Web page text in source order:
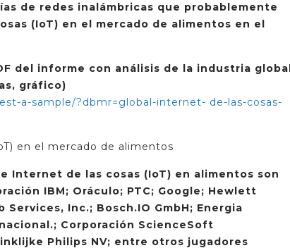
de redes inalámbricas que probablemente
(IoT) en el mercado de alimentos en el
del informe con análisis de la industria
gráfico)
a-sample/?dbmr=global-internet- de-las-cosas-
en el mercado de alimentos
Internet de las cosas (IoT) en alimentos son
IBM; Oráculo; PTC; Google; Hewlett
Inc.; Bosch.IO GmbH; Energia
Corporación ScienceSoft
Philips NV; entre otros jugadores